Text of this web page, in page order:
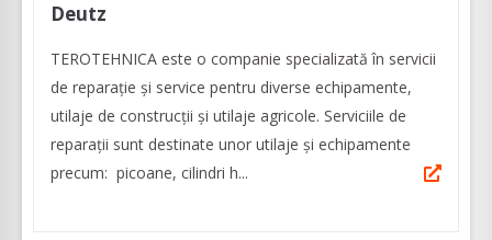
Deutz
TEROTEHNICA este o companie specializată în servicii
de reparație și service pentru diverse echipamente,
utilaje de construcții și utilaje agricole. Serviciile de
reparații sunt destinate unor utilaje și echipamente
precum: picoane, cilindri h...